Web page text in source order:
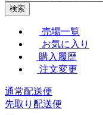
検索
売場一覧
お気に入り
購入履歴
注文変更
通常配送便
先取り配送便